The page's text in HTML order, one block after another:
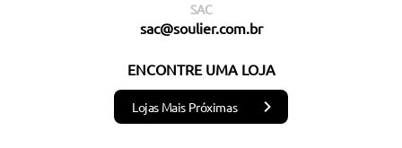
SAC
sac@soulier.com.br
ENCONTRE UMA LOJA
Lojas Mais Próximas